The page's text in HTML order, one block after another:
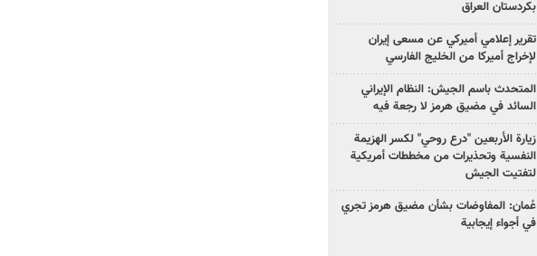
بكردستان العراق
تقرير إعلامي أميركي عن مسعى إيران
لإخراج أميركا من الخليج الفارسي
المتحدث باسم الجيش: النظام الإيراني
السائد في مضيق هرمز لا رجعة فيه
زيارة الأربعين "درع روحي" لكسر الهزيمة
النفسية وتحذيرات من مخططات أمريكية
لتفتيت الجيش
عُمان: المفاوضات بشأن مضيق هرمز تجري
في أجواء إيجابية